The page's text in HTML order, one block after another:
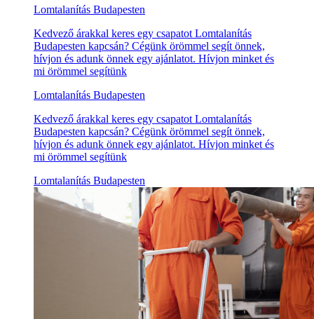
Lomtalanítás Budapesten
Kedvező árakkal keres egy csapatot Lomtalanítás
Budapesten kapcsán? Cégünk örömmel segít önnek,
hívjon és adunk önnek egy ajánlatot. Hívjon minket és
mi örömmel segítünk
Lomtalanítás Budapesten
Kedvező árakkal keres egy csapatot Lomtalanítás
Budapesten kapcsán? Cégünk örömmel segít önnek,
hívjon és adunk önnek egy ajánlatot. Hívjon minket és
mi örömmel segítünk
Lomtalanítás Budapesten